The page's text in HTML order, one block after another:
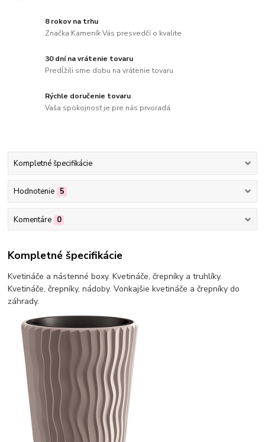
8 rokov na trhu
Značka Kameník Vás presvedčí o kvalite
30 dní na vrátenie tovaru
Predĺžili sme dobu na vrátenie tovaru
Rýchle doručenie tovaru
Vaša spokojnosť je pre nás prvoradá
Kompletné špecifikácie
Hodnotenie 5
Komentáre 0
Kompletné špecifikácie
Kvetináče a nástenné boxy. Kvetináče, črepníky a truhlíky.
Kvetináče, črepníky, nádoby. Vonkajšie kvetináče a črepníky do
záhrady.